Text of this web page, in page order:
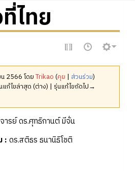
ไทย
2566 โดยTrikao (คุย | ส่วนร่วม)
แก้ไขล่าสุด (ต่าง) | รุ่นแก้ไขถัดไป→
ารย์ ดร.ศุทธิกานต์ มีจั่น
: ดร.สติธร ธนานิธิโชติ